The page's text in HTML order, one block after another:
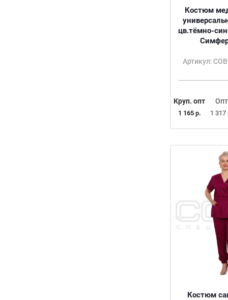
Костюм
цв.тёмно-
Артикул:
Круп. опт
1 165 р.
Опт
1 317
Костюм